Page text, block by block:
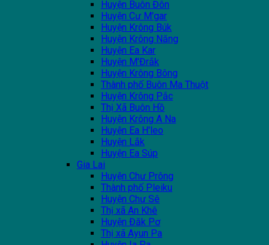
Huyện Buôn Đôn
Huyện Cư M'gar
Huyện Krông Búk
Huyện Krông Năng
Huyện Ea Kar
Huyện M'Đrắk
Huyện Krông Bông
Thành phố Buôn Ma Thuột
Huyện Krông Pắc
Thị Xã Buôn Hồ
Huyện Krông A Na
Huyện Ea H'leo
Huyện Lắk
Huyện Ea Súp
Gia Lai
Huyện Chư Prông
Thành phố Pleiku
Huyện Chư Sê
Thị xã An Khê
Huyện Đăk Pơ
Thị xã Ayun Pa